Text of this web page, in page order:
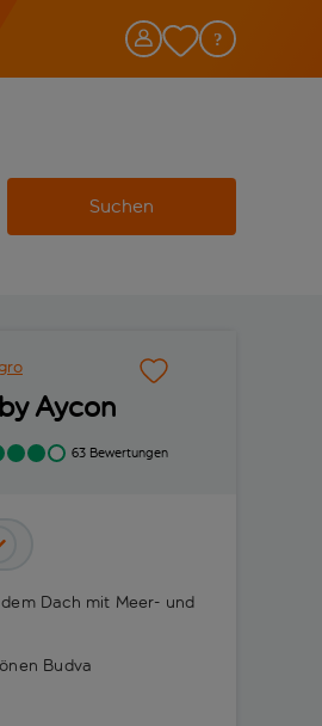
Suchen
Aycon
63 Bewertungen
Dach mit Meer- und
Budva